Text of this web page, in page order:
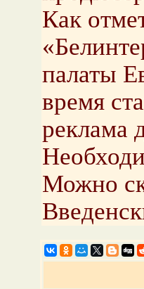
Как
палаты
время
реклама
Можно